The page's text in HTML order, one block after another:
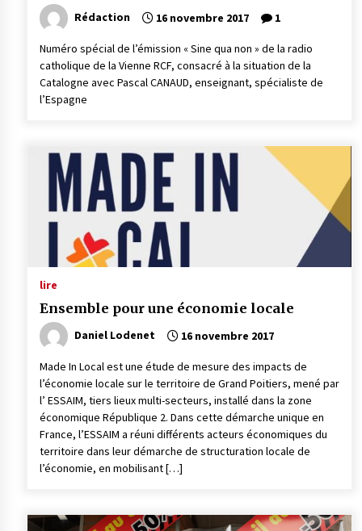
Rédaction 16 novembre 2017 1
Numéro spécial de l’émission « Sine qua non » de la radio
catholique de la Vienne RCF, consacré à la situation de la
Catalogne avec Pascal CANAUD, enseignant, spécialiste de
l’Espagne
lire
Ensemble pour une économie locale
Daniel Lodenet 16 novembre 2017
Made In Local est une étude de mesure des impacts de
l’économie locale sur le territoire de Grand Poitiers, mené par
l’ ESSAIM, tiers lieux multi-secteurs, installé dans la zone
économique République 2. Dans cette démarche unique en
France, l’ESSAIM a réuni différents acteurs économiques du
territoire dans leur démarche de structuration locale de
l’économie, en mobilisant […]